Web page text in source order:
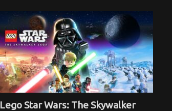
Lego Star Wars: The Skywalker